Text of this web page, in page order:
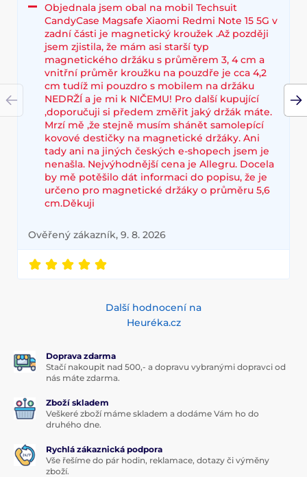
Objednala jsem obal na mobil Techsuit
CandyCase Magsafe Xiaomi Redmi Note 15 5G v
zadní části je magnetický kroužek .Až později
jsem zjistila, že mám asi starší typ
magnetického držáku s průměrem 3, 4 cm a
vnitřní průměr kroužku na pouzdře je cca 4,2
cm tudíž mi pouzdro s mobilem na držáku
NEDRŽÍ a je mi k NIČEMU! Pro další kupující
,doporučuji si předem změřit jaký držák máte.
Mrzí mě ,že stejně musím shánět samolepící
kovové destičky na magnetické držáky. Ani
tady ani na jiných českých e-shopech jsem je
nenašla. Nejvýhodnější cena je Allegru. Docela
by mě potěšilo dát informaci do popisu, že je
určeno pro magnetické držáky o průměru 5,6
cm.Děkuji
Ověřený zákazník, 9. 8. 2026
Další hodnocení na
Heuréka.cz
Doprava zdarma
Stačí nakoupit nad 500,- a dopravu vybranými dopravci od
nás máte zdarma.
Zboží skladem
Veškeré zboží máme skladem a dodáme Vám ho do
druhého dne.
Rychlá zákaznická podpora
Vše řešíme do pár hodin, reklamace, dotazy či výměny
zboží.